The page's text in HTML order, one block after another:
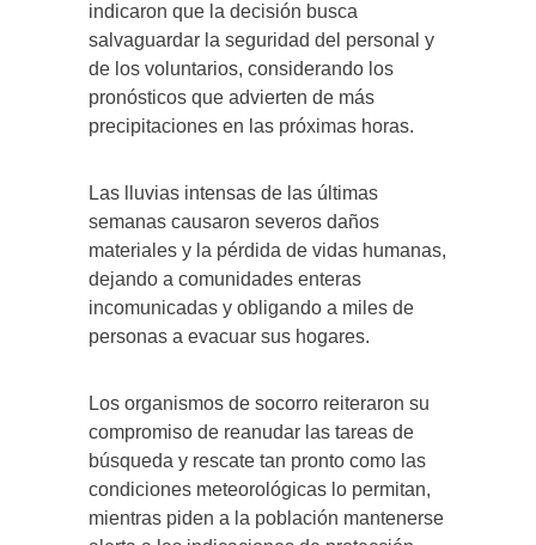
indicaron que la decisión busca
salvaguardar la seguridad del personal y
de los voluntarios, considerando los
pronósticos que advierten de más
precipitaciones en las próximas horas.
Las lluvias intensas de las últimas
semanas causaron severos daños
materiales y la pérdida de vidas humanas,
dejando a comunidades enteras
incomunicadas y obligando a miles de
personas a evacuar sus hogares.
Los organismos de socorro reiteraron su
compromiso de reanudar las tareas de
búsqueda y rescate tan pronto como las
condiciones meteorológicas lo permitan,
mientras piden a la población mantenerse